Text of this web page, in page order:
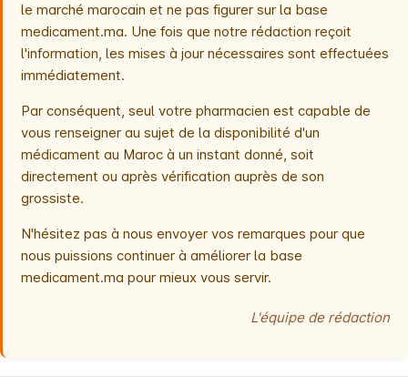
le marché marocain et ne pas figurer sur la base
medicament.ma. Une fois que notre rédaction reçoit
l'information, les mises à jour nécessaires sont effectuées
immédiatement.
Par conséquent, seul votre pharmacien est capable de
vous renseigner au sujet de la disponibilité d'un
médicament au Maroc à un instant donné, soit
directement ou après vérification auprès de son
grossiste.
N'hésitez pas à nous envoyer vos remarques pour que
nous puissions continuer à améliorer la base
medicament.ma pour mieux vous servir.
L'équipe de rédaction